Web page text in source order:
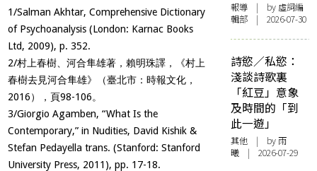
1/Salman Akhtar,Comprehensive Dictionary
of Psychoanalysis (London: Karnac Books
Ltd, 2009), p. 352.
2/村上春樹、河合隼雄著，賴明珠譯，《村上
春樹去見河合隼雄》（臺北市：時報文化，
2016），頁98-106。
3/Giorgio Agamben, “What Is the
Contemporary,” in Nudities, David Kishik &
Stefan Pedayella trans. (Stanford: Stanford
University Press, 2011), pp. 17-18.
報導 | by 虛詞編
輯部 | 2026-07-30
詩慾／私慾：
淺談詩歌裏
「紅豆」意象
及時間的「到
此一遊」
其他 | by 雨
曦 | 2026-07-29